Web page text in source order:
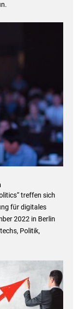
treffen sich
für digitales
2022 in Berlin
Politik,